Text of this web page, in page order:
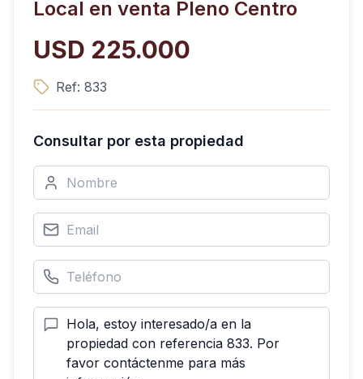
Local en venta Pleno Centro
USD 225.000
Ref: 833
Consultar por esta propiedad